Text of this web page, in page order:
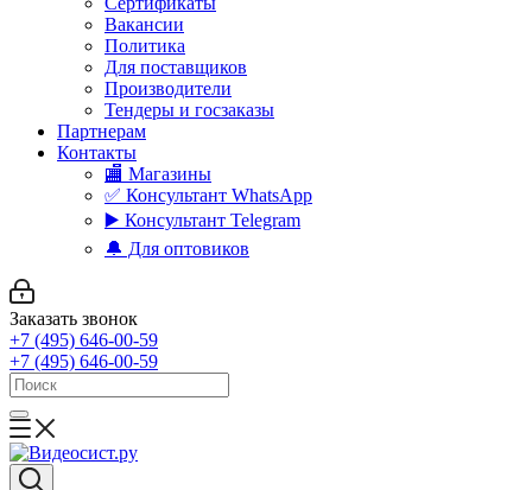
Вакансии
Политика
Для поставщиков
Производители
Тендеры и госзаказы
Партнерам
Контакты
🏬 Магазины
✅️ Консультант WhatsApp
▶️ Консультант Telegram
🔔 Для оптовиков
Заказать звонок
+7 (495) 646-00-59
+7 (495) 646-00-59